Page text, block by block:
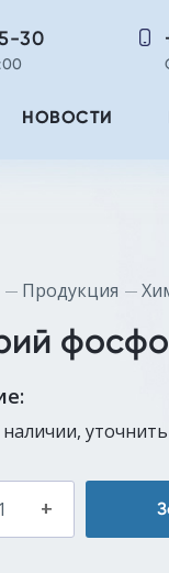
30
НОВОСТИ
Продукция
+